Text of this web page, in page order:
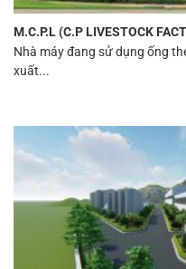
M.C.P.L (C.P LIVESTOCK
Nhà máy đang sử dụng ống
xuất...